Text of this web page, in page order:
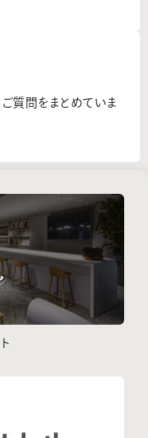
質問をまとめていま